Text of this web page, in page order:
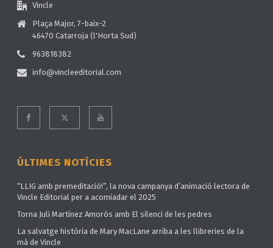
Vincle
Plaça Major, 7-baix-2
46470 Catarroja (l'Horta Sud)
963818382
info@vincleeditorial.com
ÚLTIMES NOTÍCIES
“LLIG amb premeditació!”, la nova campanya d’animació lectora de
Vincle Editorial per a acomiadar el 2025
Torna Juli Martínez Amorós amb El silenci de les pedres
La salvatge història de Mary MacLane arriba a les llibreries de la
mà de Vincle